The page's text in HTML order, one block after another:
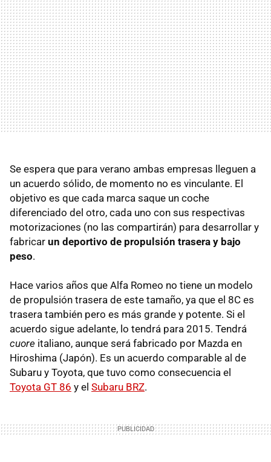
Se espera que para verano ambas empresas lleguen a
un acuerdo sólido, de momento no es vinculante. El
objetivo es que cada marca saque un coche
diferenciado del otro, cada uno con sus respectivas
motorizaciones (no las compartirán) para desarrollar y
fabricar un deportivo de propulsión trasera y bajo
peso.
Hace varios años que Alfa Romeo no tiene un modelo
de propulsión trasera de este tamaño, ya que el 8C es
trasera también pero es más grande y potente. Si el
acuerdo sigue adelante, lo tendrá para 2015. Tendrá
cuore italiano, aunque será fabricado por Mazda en
Hiroshima (Japón). Es un acuerdo comparable al de
Subaru y Toyota, que tuvo como consecuencia el
Toyota GT 86 y el Subaru BRZ.